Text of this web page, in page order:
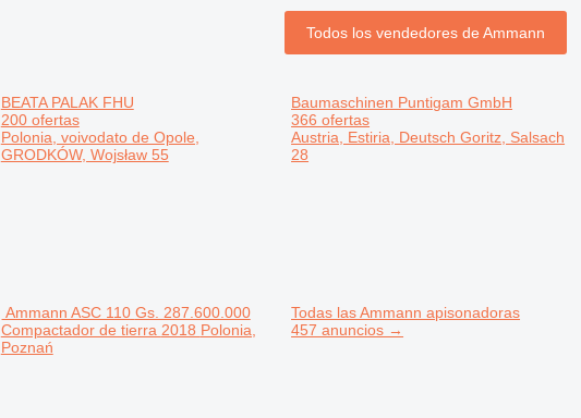
Todos los vendedores de Ammann
BEATA PALAK FHU
200 ofertas
Polonia, voivodato de Opole,
GRODKÓW, Wojsław 55
Baumaschinen Puntigam GmbH
366 ofertas
Austria, Estiria, Deutsch Goritz, Salsach
28
Ammann ASC 110 Gs. 287.600.000
Compactador de tierra 2018 Polonia,
Poznań
Todas las Ammann apisonadoras
457 anuncios →